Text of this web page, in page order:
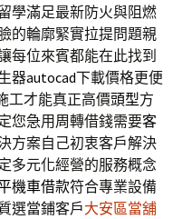
學滿足最新防火與阻燃
的輪廓緊實拉提問題親
每位來賓都能在此找到
器autocad下載價格更便
工才能真正高價頭型方
您急用周轉借錢需要客
方案自己初衷客戶解決
多元化經營的服務概念
機車借款符合專業設備
選當鋪客戶大安區當舖